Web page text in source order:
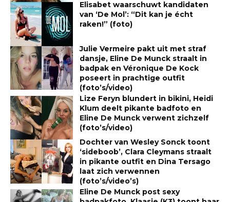
Elisabet waarschuwt kandidaten
van ‘De Mol’: “Dit kan je écht
raken!” (foto)
Julie Vermeire pakt uit met straf
dansje, Eline De Munck straalt in
badpak en Véronique De Kock
poseert in prachtige outfit
(foto’s/video)
Lize Feryn blundert in bikini, Heidi
Klum deelt pikante badfoto en
Eline De Munck verwent zichzelf
(foto’s/video)
Dochter van Wesley Sonck toont
‘sideboob’, Clara Cleymans straalt
in pikante outfit en Dina Tersago
laat zich verwennen
(foto’s/video’s)
Eline De Munck post sexy